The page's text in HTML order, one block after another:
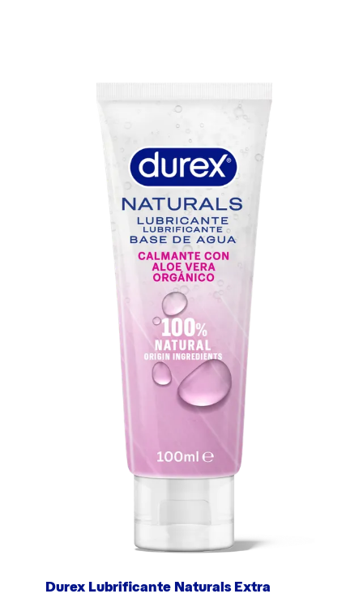
Durex Lubrificante Naturals Extra